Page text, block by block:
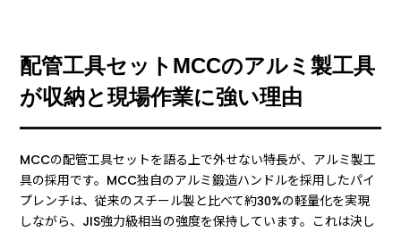
配管工具セットMCCのアルミ製工具
が収納と現場作業に強い理由
MCCの配管工具セットを語る上で外せない特長が、アルミ製工
具の採用です。MCC独自のアルミ鍛造ハンドルを採用したパイ
プレンチは、従来のスチール製と比べて約30%の軽量化を実現
しながら、JIS強力級相当の強度を保持しています。これは決し